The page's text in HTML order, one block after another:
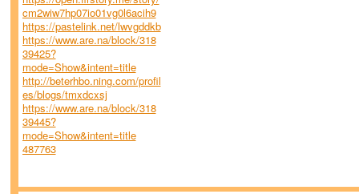
cm2wiw7hp07io01vg0l6acih9
https://pastelink.net/lwvgddkb
https://www.are.na/block/318
39425?
mode=Show&intent=title
http://beterhbo.ning.com/profil
es/blogs/tmxdcxsj
https://www.are.na/block/318
39445?
mode=Show&intent=title
487763